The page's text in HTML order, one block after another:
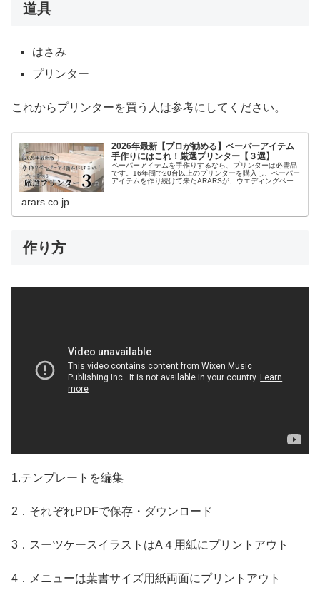
道具
はさみ
プリンター
これからプリンターを買う人は参考にしてください。
2026年最新【プロが勧める】ペーパーアイテム
手作りにはこれ！厳選プリンター【３選】
ペーパーアイテムを手作りするなら、プリンターは必需品
です。16年間で20台以上のプリンターを購入し、ペーパー
アイテムを作り続けて来たARARSが、ウエディングペーパ
arars.co.jp
作り方
1.テンプレートを編集
2．それぞれPDFで保存・ダウンロード
3．スーツケースイラストはA４用紙にプリントアウト
4．メニューは葉書サイズ用紙両面にプリントアウト